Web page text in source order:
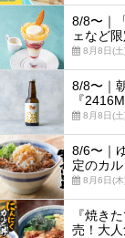
8/8〜｜
ェなど
8月8日(
8/8〜｜
『
8月8日(土
8/6〜｜
定のカ
8月6日(木
『焼き
売！大